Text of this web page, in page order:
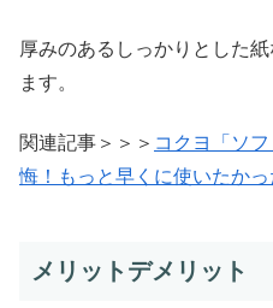
厚みのあるしっかりとした
ます。
関連記事＞＞＞ コクヨ「ソ
悔！もっと早くに使いたかっ
メリットデメリット